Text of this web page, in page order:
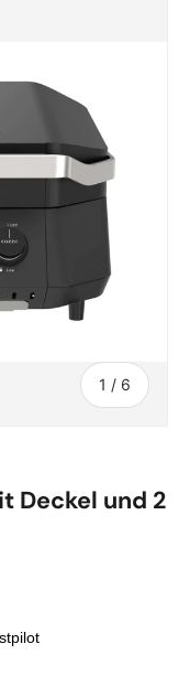
1 / von
6
Deckel und 2